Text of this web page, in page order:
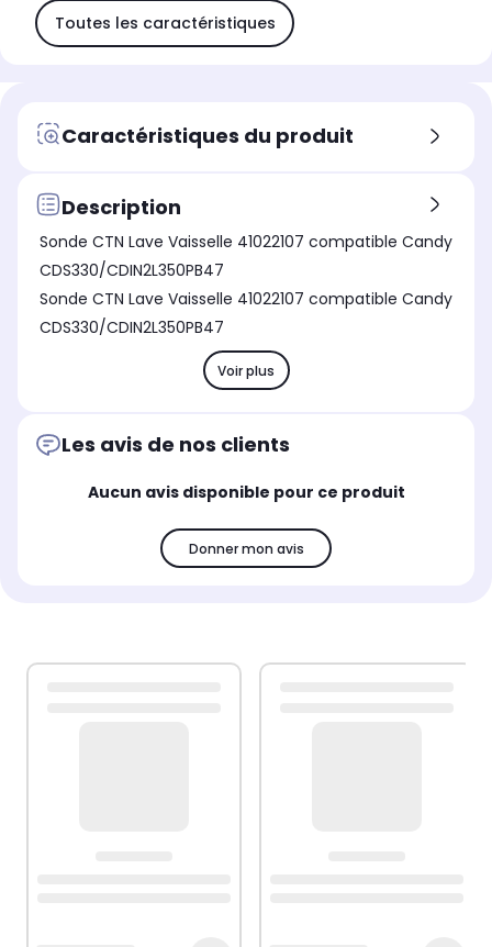
Toutes les caractéristiques
Caractéristiques du produit
Description
Sonde CTN Lave Vaisselle 41022107 compatible Candy
CDS330/CDIN2L350PB47
Sonde CTN Lave Vaisselle 41022107 compatible Candy
CDS330/CDIN2L350PB47
Voir plus
Les avis de nos clients
Aucun avis disponible pour ce produit
Donner mon avis